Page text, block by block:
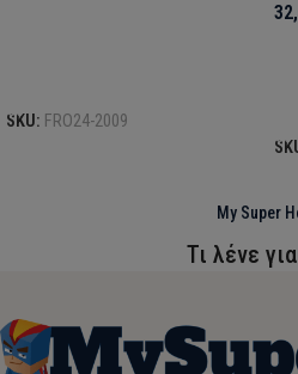
SKU: FRO24-2009
My Super
Τι λένε